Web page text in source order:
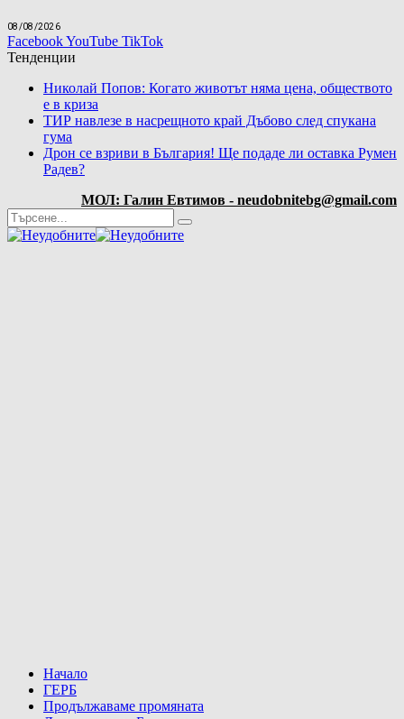
08/08/2026
FacebookYouTube TikTok
Тенденции
Николай Попов: Когато животът няма цена, обществото
е в криза
ТИР навлезе в насрещното край Дъбово след спукана
гума
Дрон се взриви в България! Ще подаде ли оставка Румен
Радев?
МОЛ: Галин Евтимов - neudobnitebg@gmail.com
Начало
ГЕРБ
Продължаваме промяната